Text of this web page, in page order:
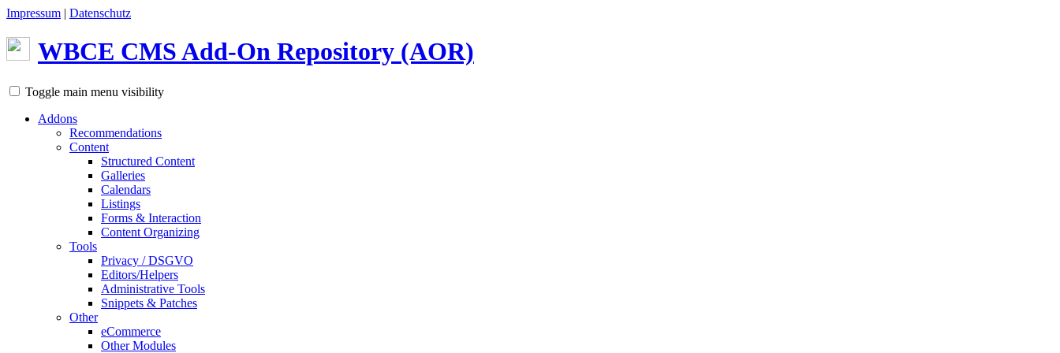
Impressum | Datenschutz
WBCE CMSAdd-On Repository (AOR)
Toggle main menu visibility
Addons
Recommendations
Content
Structured Content
Galleries
Calendars
Listings
Forms & Interaction
Content Organizing
Tools
Privacy / DSGVO
Editors/Helpers
Administrative Tools
Snippets & Patches
Other
eCommerce
Other Modules